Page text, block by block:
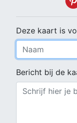
Deze kaart is
Bericht bij de